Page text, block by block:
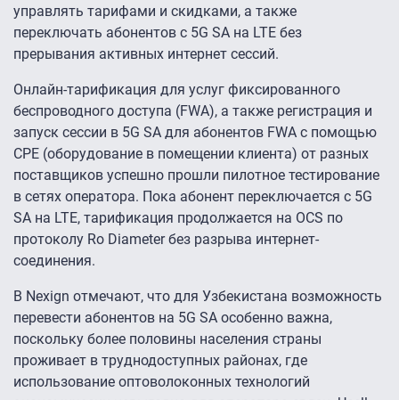
управлять тарифами и скидками, а также
переключать абонентов с 5G SA на LTE без
прерывания активных интернет сессий.
Онлайн-тарификация для услуг фиксированного
беспроводного доступа (FWA), а также регистрация и
запуск сессии в 5G SA для абонентов FWA с помощью
CPE (оборудование в помещении клиента) от разных
поставщиков успешно прошли пилотное тестирование
в сетях оператора. Пока абонент переключается с 5G
SA на LTE, тарификация продолжается на OCS по
протоколу Ro Diameter без разрыва интернет-
соединения.
В Nexign отмечают, что для Узбекистана возможность
перевести абонентов на 5G SA особенно важна,
поскольку более половины населения страны
проживает в труднодоступных районах, где
использование оптоволоконных технологий